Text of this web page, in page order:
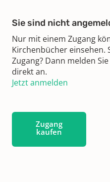
Sie sind nicht
Nur mit einem Zugang
Kirchenbücher einsehen.
Zugang? Dann melden
direkt an.
Jetzt anmelden
Zugang
kaufen